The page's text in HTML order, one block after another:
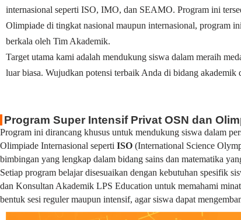
internasional seperti ISO, IMO, dan SEAMO. Program ini
Olimpiade di tingkat nasional maupun internasional, program
berkala oleh Tim Akademik.
Target utama kami adalah mendukung siswa dalam meraih
luar biasa. Wujudkan potensi terbaik Anda di bidang
Program Super Intensif Privat OSN dan
Program ini dirancang khusus untuk mendukung siswa dalam
Olimpiade Internasional seperti ISO (International Science
bimbingan yang lengkap dalam bidang sains dan matematika
Setiap program belajar disesuaikan dengan kebutuhan spesifik
dan Konsultan Akademik LPS Education untuk memahami
bentuk sesi reguler maupun intensif, agar siswa dapat